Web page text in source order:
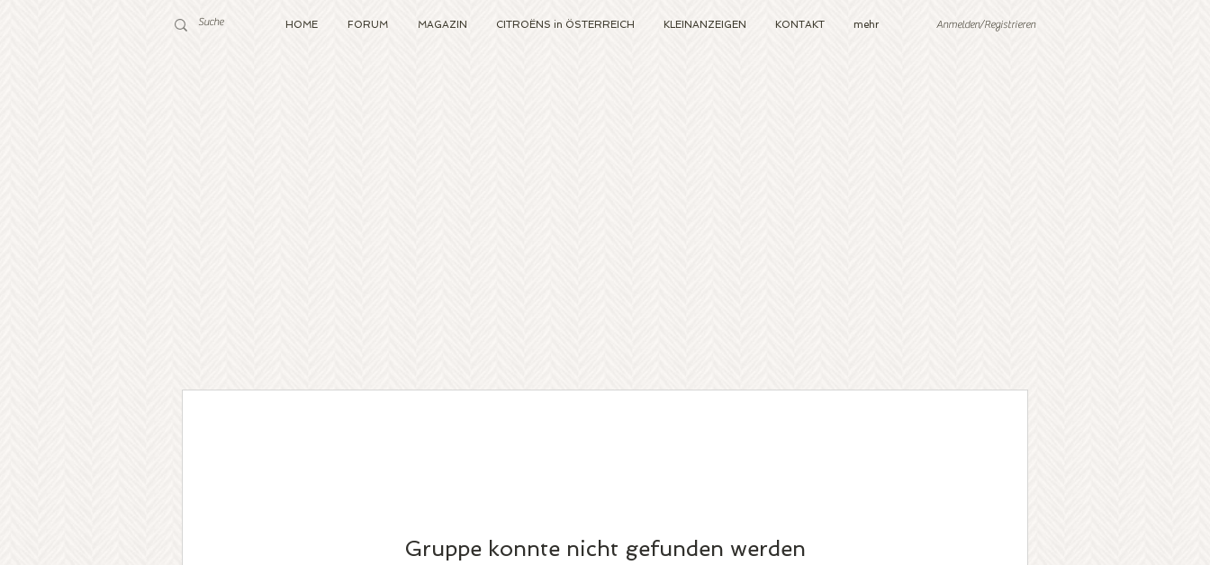
HOME FORUM MAGAZIN CITROËNS in ÖSTERREICH KLEINANZEIGEN KONTAKT mehr Anmelden/Registrieren
Gruppe konnte nicht gefunden werden